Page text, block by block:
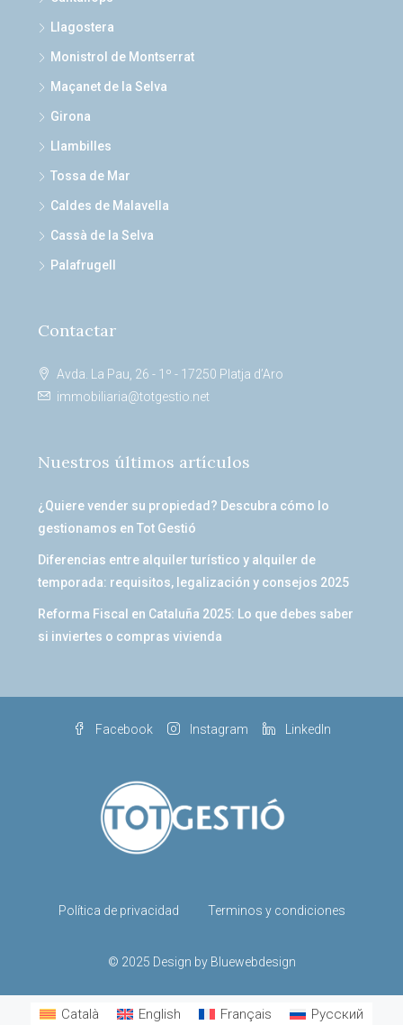
Llagostera
Monistrol de Montserrat
Maçanet de la Selva
Girona
Llambilles
Tossa de Mar
Caldes de Malavella
Cassà de la Selva
Palafrugell
Contactar
Avda. La Pau, 26 - 1º - 17250 Platja d’Aro
immobiliaria@totgestio.net
Nuestros últimos artículos
¿Quiere vender su propiedad? Descubra cómo lo
gestionamos en Tot Gestió
Diferencias entre alquiler turístico y alquiler de
temporada: requisitos, legalización y consejos 2025
Reforma Fiscal en Cataluña 2025: Lo que debes saber
si inviertes o compras vivienda
Facebook Instagram LinkedIn
Política de privacidad Terminos y condiciones
© 2025 Design by Bluewebdesign
Català English Français Русский